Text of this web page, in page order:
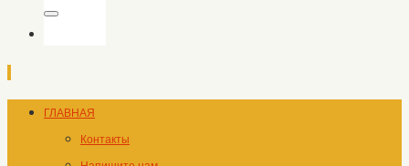
Поиск
Перейти
содержимому
ГЛАВНАЯ
Контакты